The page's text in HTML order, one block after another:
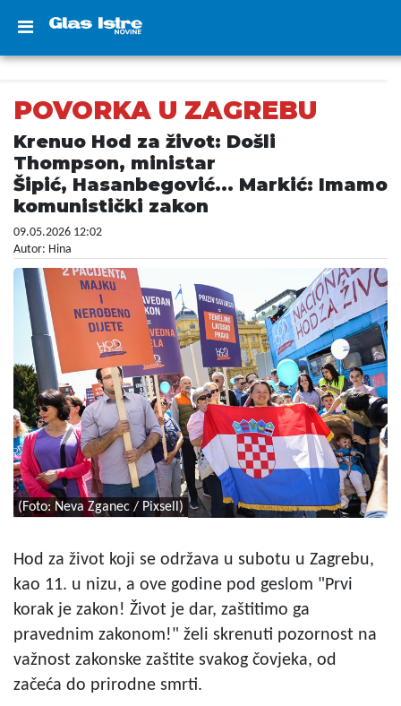
POVORKA U ZAGREBU
Krenuo Hod za život: Došli
Thompson, ministar
Šipić, Hasanbegović... Markić: Imamo
komunistički zakon
09.05.2026 12:02
Autor: Hina
(Foto: Neva Zganec / Pixsell)
Hod za život koji se održava u subotu u Zagrebu,
kao 11. u nizu, a ove godine pod geslom "Prvi
korak je zakon! Život je dar, zaštitimo ga
pravednim zakonom!" želi skrenuti pozornost na
važnost zakonske zaštite svakog čovjeka, od
začeća do prirodne smrti.